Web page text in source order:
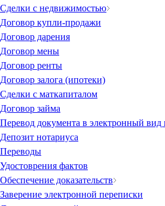
Сделки с недвижимостью
Договор купли-продажи
Договор дарения
Договор мены
Договор ренты
Договор залога (ипотеки)
Сделки с маткапиталом
Договор займа
Перевод документа в электронный вид
Депозит нотариуса
Переводы
Удостоврения фактов
Обеспечение доказательств
Заверение электронной переписки